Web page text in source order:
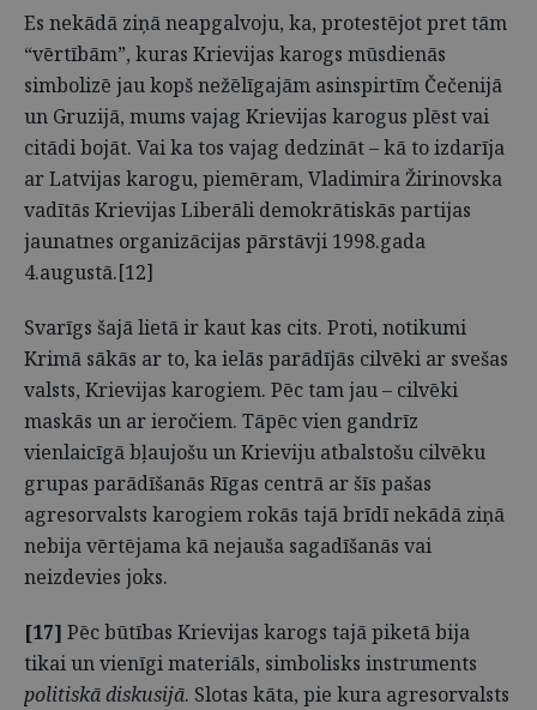
Es nekādā ziņā neapgalvoju, ka, protestējot pret tām
“vērtībām”, kuras Krievijas karogs mūsdienās
simbolizē jau kopš nežēlīgajām asinspirtīm Čečenijā
un Gruzijā, mums vajag Krievijas karogus plēst vai
citādi bojāt. Vai ka tos vajag dedzināt – kā to izdarīja
ar Latvijas karogu, piemēram, Vladimira Žirinovska
vadītās Krievijas Liberāli demokrātiskās partijas
jaunatnes organizācijas pārstāvji 1998.gada
4.augustā.[12]
Svarīgs šajā lietā ir kaut kas cits. Proti, notikumi
Krimā sākās ar to, ka ielās parādījās cilvēki ar svešas
valsts, Krievijas karogiem. Pēc tam jau – cilvēki
maskās un ar ieročiem. Tāpēc vien gandrīz
vienlaicīgā bļaujošu un Krieviju atbalstošu cilvēku
grupas parādīšanās Rīgas centrā ar šīs pašas
agresorvalsts karogiem rokās tajā brīdī nekādā ziņā
nebija vērtējama kā nejauša sagadīšanās vai
neizdevies joks.
[17] Pēc būtības Krievijas karogs tajā piketā bija
tikai un vienīgi materiāls, simbolisks instruments
politiskā diskusijā. Slotas kāta, pie kura agresorvalsts